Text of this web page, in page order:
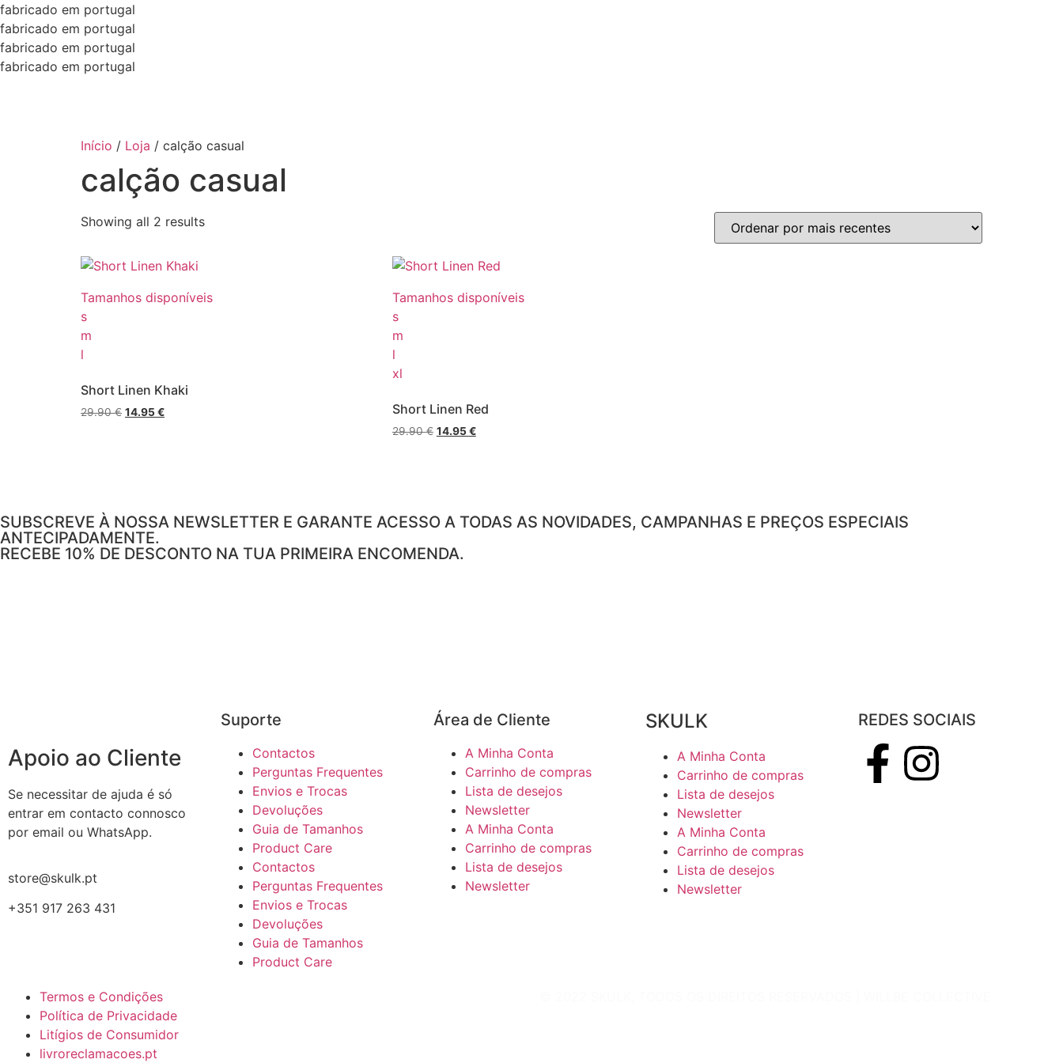
fabricado em portugal
fabricado em portugal
fabricado em portugal
fabricado em portugal
Início / Loja / calção casual
calção casual
Showing all 2 results
Tamanhos disponíveis
s
m
l
Short Linen Khaki
29.90€ 14.95€
Tamanhos disponíveis
s
m
l
xl
Short Linen Red
29.90€ 14.95€
SUBSCREVE À NOSSA NEWSLETTER E GARANTE ACESSO A TODAS AS NOVIDADES, CAMPANHAS E PREÇOS ESPECIAIS
ANTECIPADAMENTE.
RECEBE 10% DE DESCONTO NA TUA PRIMEIRA ENCOMENDA.
Apoio ao Cliente
Se necessitar de ajuda é só
entrar em contacto connosco
por email ou WhatsApp.
store@skulk.pt
+351 917 263 431
Suporte
Contactos
Perguntas Frequentes
Envios e Trocas
Devoluções
Guia de Tamanhos
Product Care
Contactos
Perguntas Frequentes
Envios e Trocas
Devoluções
Guia de Tamanhos
Product Care
Área de Cliente
A Minha Conta
Carrinho de compras
Lista de desejos
Newsletter
A Minha Conta
Carrinho de compras
Lista de desejos
Newsletter
SKULK
A Minha Conta
Carrinho de compras
Lista de desejos
Newsletter
A Minha Conta
Carrinho de compras
Lista de desejos
Newsletter
REDES SOCIAIS
Termos e Condições
Política de Privacidade
Litígios de Consumidor
livroreclamacoes.pt